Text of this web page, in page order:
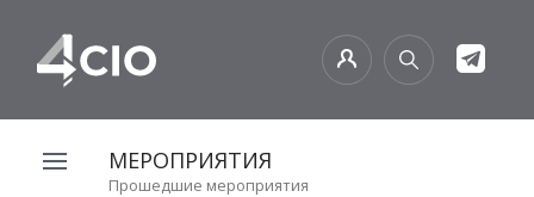
МЕРОПРИЯТИЯ
Прошедшие мероприятия